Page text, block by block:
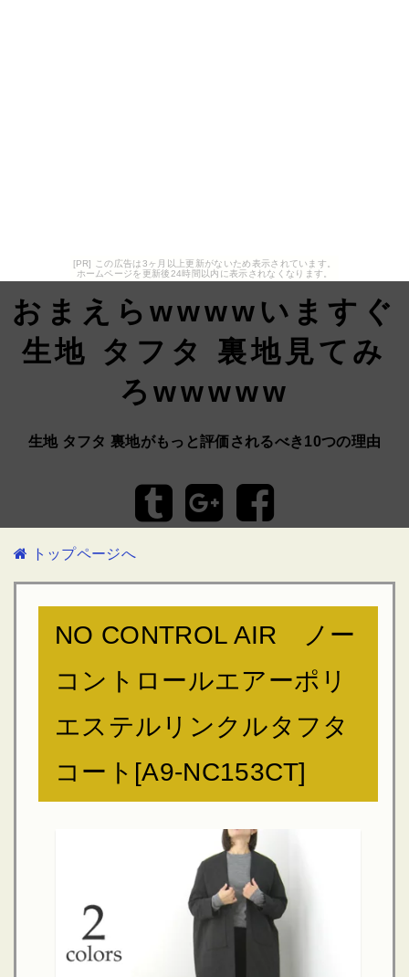
[PR] この広告は3ヶ月以上更新がないため表示されています。
ホームページを更新後24時間以内に表示されなくなります。
おまえらwwwwいますぐ
生地 タフタ 裏地見てみ
ろwwwww
生地 タフタ 裏地がもっと評価されるべき10つの理由
トップページへ
NO CONTROL AIR ノー
コントロールエアーポリ
エステルリンクルタフタ
コート[A9-NC153CT]